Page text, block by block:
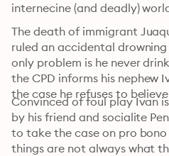
internecine (and deadly)
The death of immigrant
ruled an accidental
only problem is he never
the CPD informs his nephew
the case he refuses to
Convinced of foul play Ivan
by his friend and socialite
to take the case on pro
things are not always what